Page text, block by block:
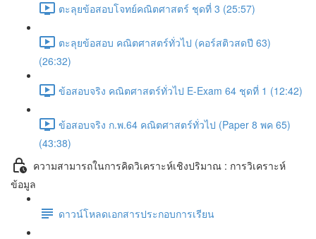
ตะลุยข้อสอบโจทย์คณิตศาสตร์ ชุดที่ 3 (25:57)
ตะลุยข้อสอบ คณิตศาสตร์ทั่วไป (คอร์สติวสดปี 63)
(26:32)
ข้อสอบจริง คณิตศาสตร์ทั่วไป E-Exam 64 ชุดที่ 1 (12:42)
ข้อสอบจริง ก.พ.64 คณิตศาสตร์ทั่วไป (Paper 8 พค 65)
(43:38)
ความสามารถในการคิดวิเคราะห์เชิงปริมาณ : การวิเคราะห์
ข้อมูล
ดาวน์โหลดเอกสารประกอบการเรียน